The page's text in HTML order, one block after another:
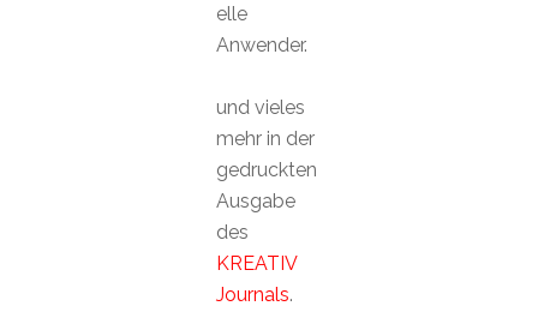
elle
Anwender.
und vieles
mehr in der
gedruckten
Ausgabe
des
KREATIV
Journals.